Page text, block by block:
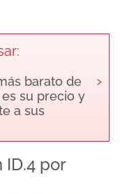
barato de
su precio y
a sus
›
ID.4 por